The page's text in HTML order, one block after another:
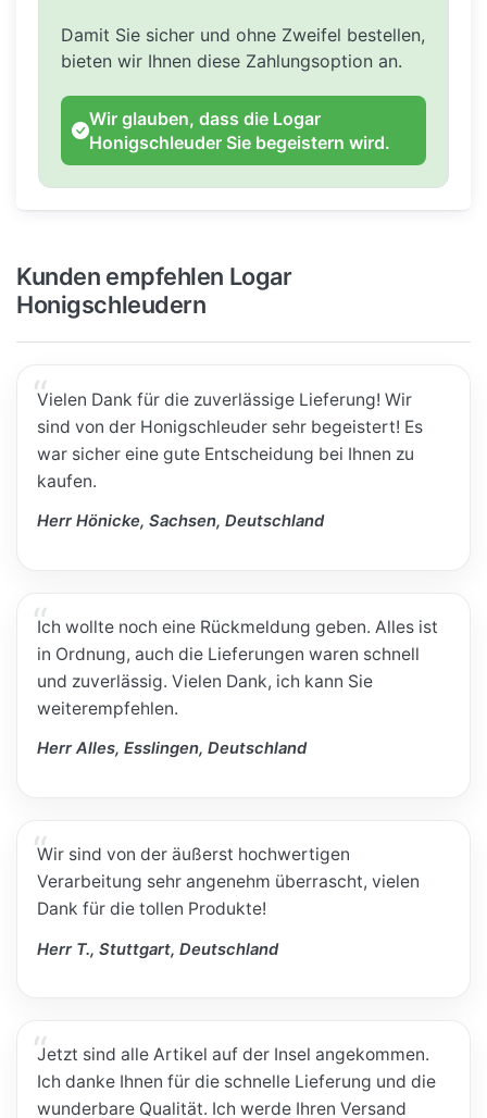
Damit Sie sicher und ohne Zweifel bestellen,
bieten wir Ihnen diese Zahlungsoption an.
Wir glauben, dass die Logar
Honigschleuder Sie begeistern wird.
Kunden empfehlen Logar
Honigschleudern
Vielen Dank für die zuverlässige Lieferung! Wir
sind von der Honigschleuder sehr begeistert! Es
war sicher eine gute Entscheidung bei Ihnen zu
kaufen.
Herr Hönicke, Sachsen, Deutschland
Ich wollte noch eine Rückmeldung geben. Alles ist
in Ordnung, auch die Lieferungen waren schnell
und zuverlässig. Vielen Dank, ich kann Sie
weiterempfehlen.
Herr Alles, Esslingen, Deutschland
Wir sind von der äußerst hochwertigen
Verarbeitung sehr angenehm überrascht, vielen
Dank für die tollen Produkte!
Herr T., Stuttgart, Deutschland
Jetzt sind alle Artikel auf der Insel angekommen.
Ich danke Ihnen für die schnelle Lieferung und die
wunderbare Qualität. Ich werde Ihren Versand